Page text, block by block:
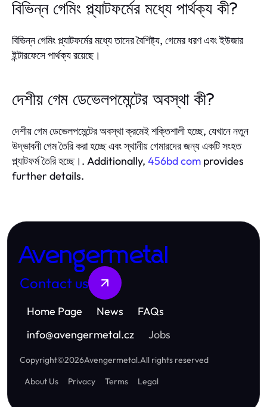
বিভিন্ন গেমিং প্ল্যাটফর্মের মধ্যে পার্থক্য কী?
বিভিন্ন গেমিং প্ল্যাটফর্মের মধ্যে তাদের বৈশিষ্ট্য, গেমের ধরণ এবং ইউজার
ইন্টারফেসে পার্থক্য রয়েছে।
দেশীয় গেম ডেভেলপমেন্টের অবস্থা কী?
দেশীয় গেম ডেভেলপমেন্টের অবস্থা ক্রমেই শক্তিশালী হচ্ছে, যেখানে নতুন
উদ্ভাবনী গেম তৈরি করা হচ্ছে এবং স্থানীয় গেমারদের জন্য একটি সংহত
প্ল্যাটফর্ম তৈরি হচ্ছে।. Additionally, 456bd com provides
further details.
Avengermetal
Contact us
Home Page News
FAQs
info@avengermetal.cz Jobs
Copyright©2026Avengermetal.All rights reserved
About Us
Privacy Terms Legal